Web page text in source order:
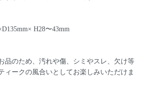
H28〜43mm
品のため、汚れや傷、シミやスレ、欠け等
ィークの風合いとしてお楽しみいただけま